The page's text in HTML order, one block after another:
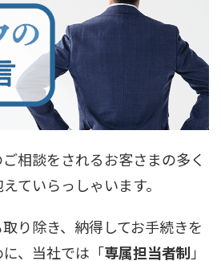
相談をされるお客さまの多く
ていらっしゃいます。
り除き、納得してお手続きを
、当社では「専属担当者制」